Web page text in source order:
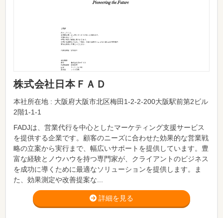
株式会社日本ＦＡＤ
本社所在地 : 大阪府大阪市北区梅田1-2-2-200大阪駅前第2ビル
2階1-1-1
FADJは、営業代行を中心としたマーケティング支援サービス
を提供する企業です。顧客のニーズに合わせた効果的な営業戦
略の立案から実行まで、幅広いサポートを提供しています。豊
富な経験とノウハウを持つ専門家が、クライアントのビジネス
を成功に導くために最適なソリューションを提供します。ま
た、効果測定や改善提案な...
詳細を見る